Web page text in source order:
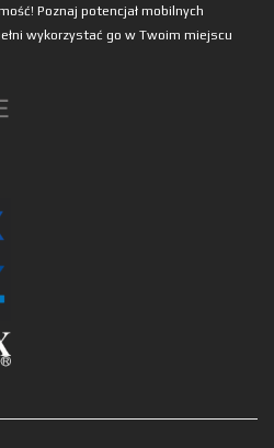
Poznaj potencjał mobilnych
wykorzystać go w Twoim miejscu